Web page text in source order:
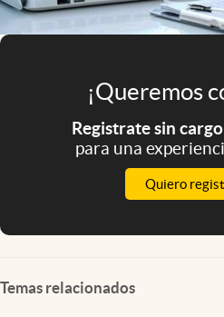
Mediakit
¡Queremos
Registrate sin
para una
Quiero
Temas relacionados